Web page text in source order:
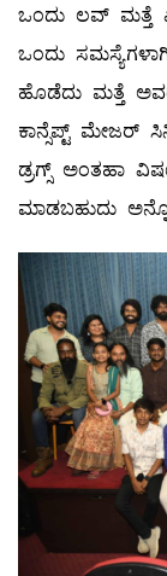
ಒಂದು ಲವ್
ಒಂದು
ಹೊಡೆದು ಮತ್ತೆ
ಕಾನ್ಸೆಪ್ಟ್ ಮೇಜರ್
ಡ್ರಗ್ಸ್ ಅಂತಹಾ
ಮಾಡಬಹುದು